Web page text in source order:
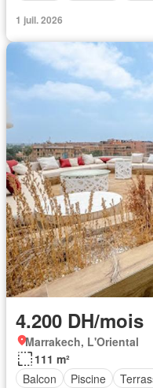
1 juil. 2026
4.200 DH/mois
Marrakech, L'Oriental
111 m²
Balcon
Piscine